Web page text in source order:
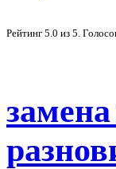
Рейтинг 5.0 из 5 .